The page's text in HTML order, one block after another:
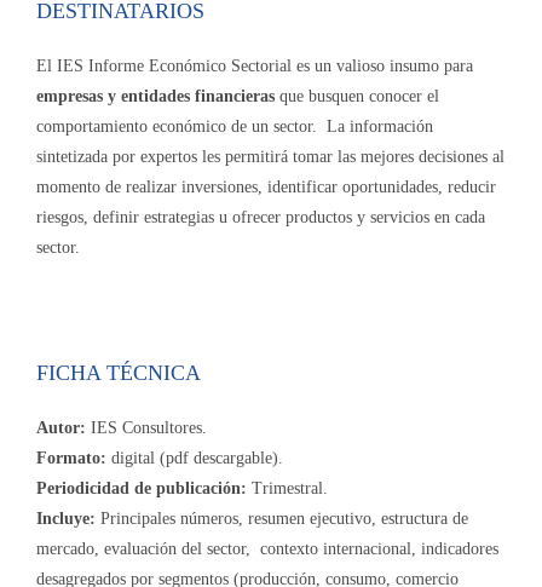
DESTINATARIOS
El IES Informe Económico Sectorial es un valioso insumo para
empresas y entidades financieras que busquen conocer el
comportamiento económico de un sector. La información
sintetizada por expertos les permitirá tomar las mejores decisiones al
momento de realizar inversiones, identificar oportunidades, reducir
riesgos, definir estrategias u ofrecer productos y servicios en cada
sector.
FICHA TÉCNICA
Autor: IES Consultores.
Formato: digital (pdf descargable).
Periodicidad de publicación: Trimestral.
Incluye: Principales números, resumen ejecutivo, estructura de
mercado, evaluación del sector, contexto internacional, indicadores
desagregados por segmentos (producción, consumo, comercio